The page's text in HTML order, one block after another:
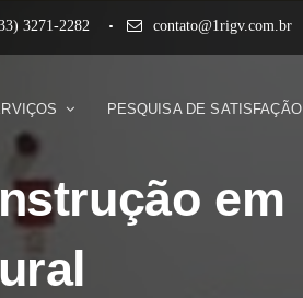
3271-2282 contato@1rigv.com.br
PESQUISA DE SATISFAÇÃO
em